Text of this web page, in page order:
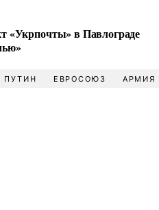
«Укрпочты» в Павлограде
ПУТИН ЕВРОСОЮЗ АРМИЯ